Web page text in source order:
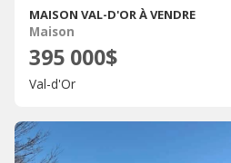
MAISON VAL-D'OR À VENDRE
Maison
395 000$
Val-d'Or